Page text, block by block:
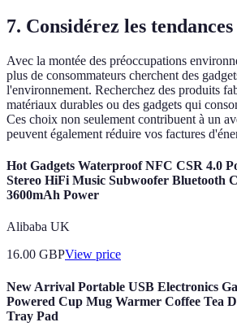
7. Considérez les
Avec la montée des préoccupations
plus de consommateurs cherchent des
l'environnement. Recherchez des produits
matériaux durables ou des gadgets qui
Ces choix non seulement contribuent à un
peuvent également réduire vos factures
Hot Gadgets Waterproof NFC CSR 4.0
Stereo HiFi Music Subwoofer Bluetooth
3600mAh Power
Alibaba UK
16.00 GBPView price
New Arrival Portable USB Electronics
Powered Cup Mug Warmer Coffee Tea
Tray Pad